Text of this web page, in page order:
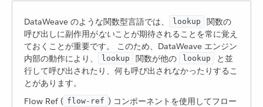
DataWeave のような関数型言語では、​ lookup
​ 関数の
呼び出しに副作用が​ない​ことが期待されることを常に覚え
ておくことが重要です。 このため、DataWeave エンジン
内部の動作により、​
lookup ​ 関数が他の ​ lookup
​ と並
行して呼び出されたり、何も呼び出されなかったりするこ
とがあります。
Flow Ref (​ flow-ref ​) コンポーネントを使用してフロー